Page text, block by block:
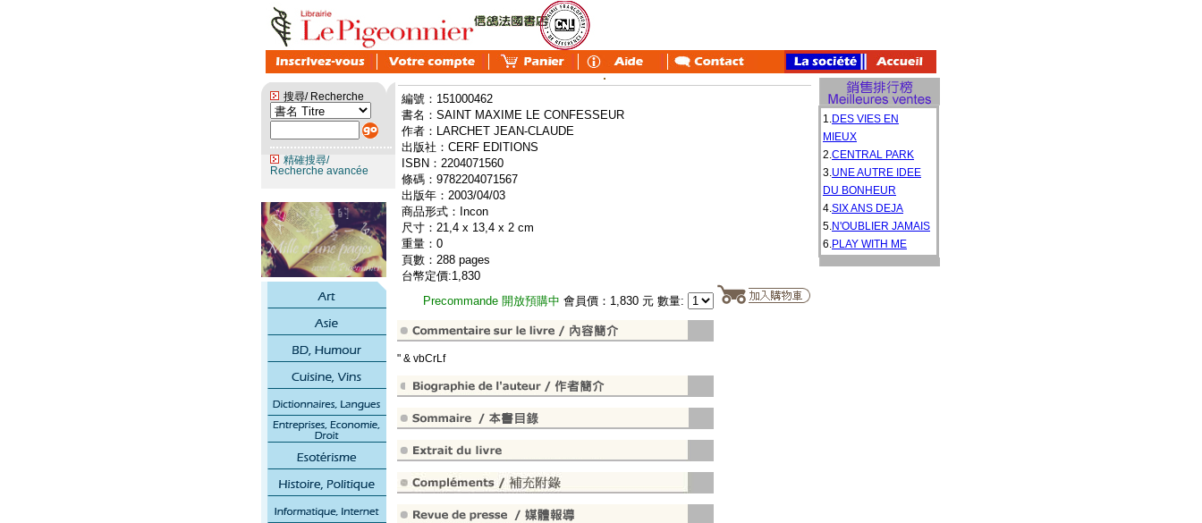
搜尋/ Recherche
精確搜尋/
Recherche avancée
編號：151000462
書名：SAINT MAXIME LE CONFESSEUR
作者：LARCHET JEAN-CLAUDE
出版社：CERF EDITIONS
ISBN：2204071560
條碼：9782204071567
出版年：2003/04/03
商品形式：Incon
尺寸：21,4 x 13,4 x 2 cm
重量：0
頁數：288 pages
台幣定價:1,830
Precommande 開放預購中 會員價：1,830 元 數量:
" & vbCrLf
1.DES VIES EN
MIEUX
2.CENTRAL PARK
3.UNE AUTRE IDEE
DU BONHEUR
4.SIX ANS DEJA
5.N'OUBLIER JAMAIS
6.PLAY WITH ME